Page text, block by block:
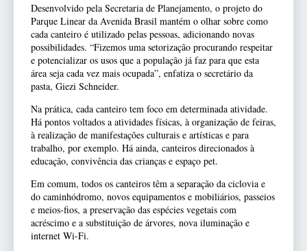
Desenvolvido pela Secretaria de Planejamento, o projeto do
Parque Linear da Avenida Brasil mantém o olhar sobre como
cada canteiro é utilizado pelas pessoas, adicionando novas
possibilidades. “Fizemos uma setorização procurando respeitar
e potencializar os usos que a população já faz para que esta
área seja cada vez mais ocupada”, enfatiza o secretário da
pasta, Giezi Schneider.
Na prática, cada canteiro tem foco em determinada atividade.
Há pontos voltados a atividades físicas, à organização de feiras,
à realização de manifestações culturais e artísticas e para
trabalho, por exemplo. Há ainda, canteiros direcionados à
educação, convivência das crianças e espaço pet.
Em comum, todos os canteiros têm a separação da ciclovia e
do caminhódromo, novos equipamentos e mobiliários, passeios
e meios-fios, a preservação das espécies vegetais com
acréscimo e a substituição de árvores, nova iluminação e
internet Wi-Fi.